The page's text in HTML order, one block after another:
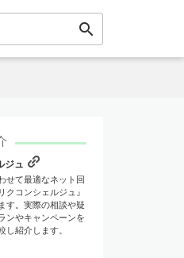
search
ジュ
せて最適なネット回
クコンシェルジュ』
す。実際の相談や疑
ンやキャンペーンを
し紹介します。